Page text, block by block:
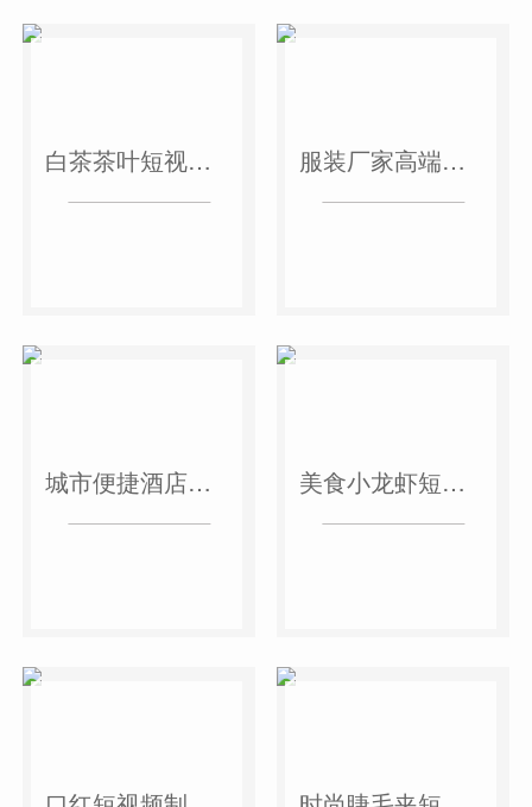
白茶茶叶短视频作品 服装厂家高端短视频作品
城市便捷酒店短视频案例 美食小龙虾短视频案例